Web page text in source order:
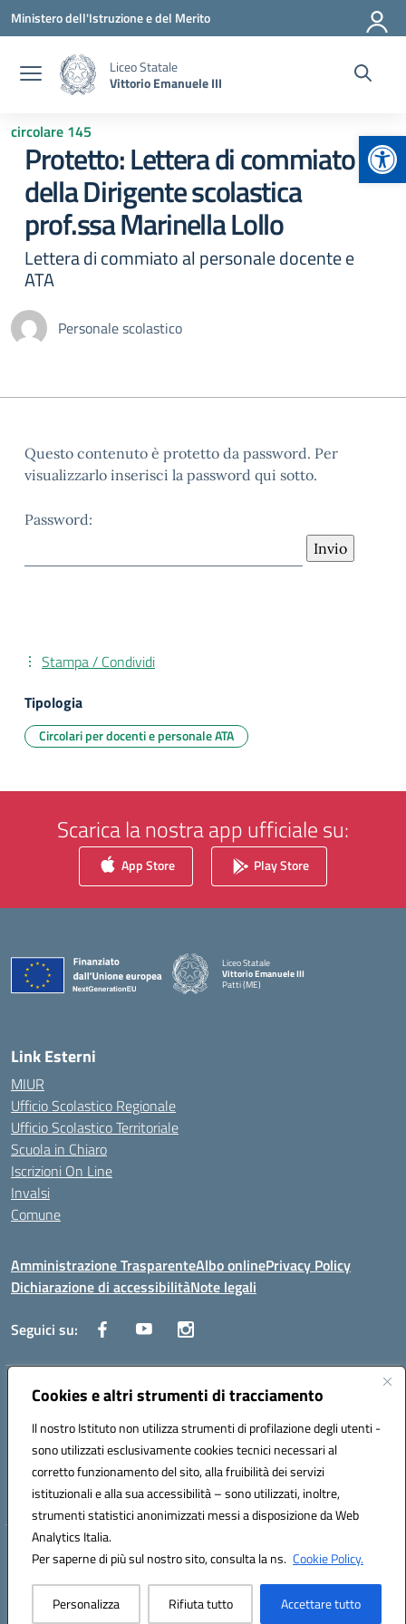
Cookies e altri strumenti di tracciamento
Il nostro Istituto non utilizza strumenti di profilazione degli utenti -
sono utilizzati esclusivamente cookies tecnici necessari al
corretto funzionamento del sito, alla fruibilità dei servizi
istituzionali e alla sua accessibilità – sono utilizzati, inoltre,
strumenti statistici anonimizzati messi a disposizione da Web
Analytics Italia.
Per saperne di più sul nostro sito, consulta la ns. Cookie Policy.
Personalizza Rifiuta tutto Accettare tutto
Vai ai contenuti
Vai al menu di navigazione
Vai al footer
Ministero dell'Istruzione e del Merito
Liceo Statale
Vittorio Emanuele III
circolare 145
Protetto: Lettera di commiato
della Dirigente scolastica
prof.ssa Marinella Lollo
Lettera di commiato al personale docente e
ATA
Personale scolastico
Questo contenuto è protetto da password. Per
visualizzarlo inserisci la password qui sotto.
Password:
Stampa / Condividi
Tipologia
Circolari per docenti e personale ATA
Scarica la nostra app ufficiale su:
App Store Play Store
Liceo Statale
Vittorio Emanuele III
Patti (ME)
Link Esterni
MIUR
Ufficio Scolastico Regionale
Ufficio Scolastico Territoriale
Scuola in Chiaro
Iscrizioni On Line
Invalsi
Comune
Amministrazione TrasparenteAlbo onlinePrivacy Policy
Dichiarazione di accessibilitàNote legali
Seguici su:
Indirizzo:Via Trieste, 43 – 98066 Patti (ME)
Posta elettronica certificata (PEC):mepc060006@pec.istruzione.it
Codice fiscale: 86000610831
Codice meccanografico: MEPC060006
Hosting & Powered by 3D Solution S.r.l.
Concept & Design by Designers Italia